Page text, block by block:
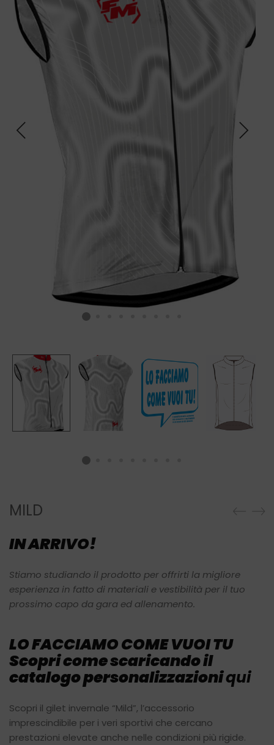
MILD
IN ARRIVO!
Stiamo studiando il prodotto per offrirti la migliore
esperienza in fatto di materiali e vestibilità per il tuo
prossimo capo da gara ed allenamento.
LO FACCIAMO COME VUOI TU
Scopri come scaricando il
catalogo personalizzazioniqui
Scopri il gilet invernale “Mild”, l’accessorio
imprescindibile per i veri sportivi che cercano
prestazioni elevate anche nelle condizioni più rigide.